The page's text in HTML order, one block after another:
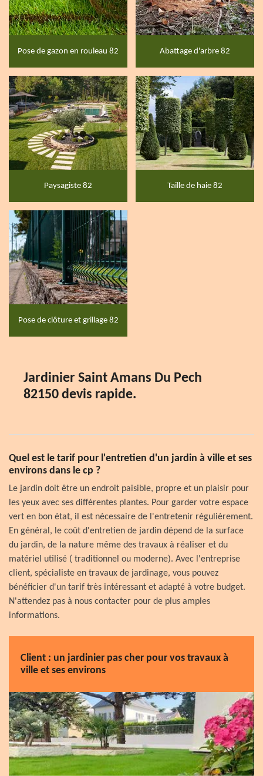
Pose de gazon en rouleau 82 Abattage d'arbre 82
Paysagiste 82 Taille de haie 82
Pose de clôture et grillage 82
Jardinier Saint Amans Du Pech
82150 devis rapide.
Quel est le tarif pour l'entretien d'un jardin à ville et ses
environs dans le cp ?
Le jardin doit être un endroit paisible, propre et un plaisir pour
les yeux avec ses différentes plantes. Pour garder votre espace
vert en bon état, il est nécessaire de l'entretenir régulièrement.
En général, le coût d'entretien de jardin dépend de la surface
du jardin, de la nature même des travaux à réaliser et du
matériel utilisé ( traditionnel ou moderne). Avec l'entreprise
client, spécialiste en travaux de jardinage, vous pouvez
bénéficier d'un tarif très intéressant et adapté à votre budget.
N'attendez pas à nous contacter pour de plus amples
informations.
Client : un jardinier pas cher pour vos travaux à
ville et ses environs